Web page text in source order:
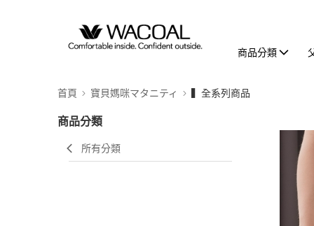
商品分類
首頁 寶貝媽咪マタニティ ▍全系列商品
商品分類
所有分類